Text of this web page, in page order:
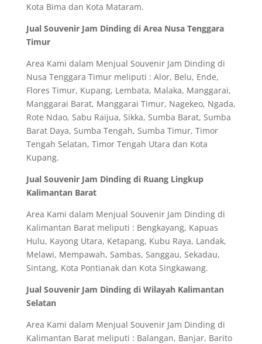
Kota Bima dan Kota Mataram.
Jual Souvenir Jam Dinding di Area Nusa Tenggara
Timur
Area Kami dalam Menjual Souvenir Jam Dinding di
Nusa Tenggara Timur meliputi : Alor, Belu, Ende,
Flores Timur, Kupang, Lembata, Malaka, Manggarai,
Manggarai Barat, Manggarai Timur, Nagekeo, Ngada,
Rote Ndao, Sabu Raijua, Sikka, Sumba Barat, Sumba
Barat Daya, Sumba Tengah, Sumba Timur, Timor
Tengah Selatan, Timor Tengah Utara dan Kota
Kupang.
Jual Souvenir Jam Dinding di Ruang Lingkup
Kalimantan Barat
Area Kami dalam Menjual Souvenir Jam Dinding di
Kalimantan Barat meliputi : Bengkayang, Kapuas
Hulu, Kayong Utara, Ketapang, Kubu Raya, Landak,
Melawi, Mempawah, Sambas, Sanggau, Sekadau,
Sintang, Kota Pontianak dan Kota Singkawang.
Jual Souvenir Jam Dinding di Wilayah Kalimantan
Selatan
Area Kami dalam Menjual Souvenir Jam Dinding di
Kalimantan Barat meliputi : Balangan, Banjar, Barito